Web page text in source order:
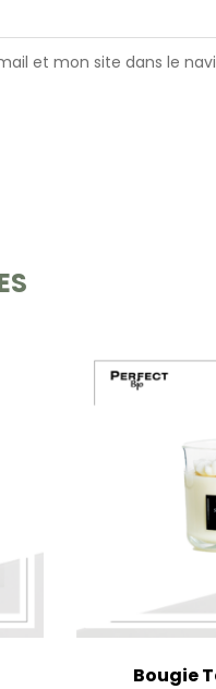
et mon site dans le
Bougie